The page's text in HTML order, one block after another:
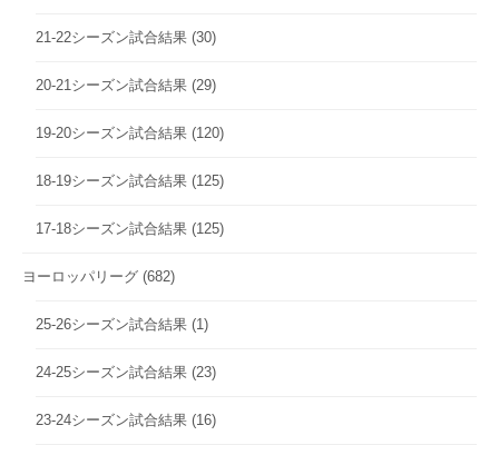
21-22シーズン試合結果 (30)
20-21シーズン試合結果 (29)
19-20シーズン試合結果 (120)
18-19シーズン試合結果 (125)
17-18シーズン試合結果 (125)
ヨーロッパリーグ (682)
25-26シーズン試合結果 (1)
24-25シーズン試合結果 (23)
23-24シーズン試合結果 (16)